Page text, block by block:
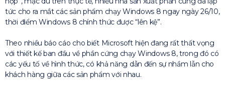
tức cho ra mắt các sản phẩm chạy Windows 8 ngay ngày 26/10,
thời điểm Windows 8 chính thức được “lên kệ”.
Theo nhiều báo cáo cho biết Microsoft hiện đang rất thất vọng
với thiết kế ban đầu về phần cứng chạy Windows 8, trong đó có
các yếu tố về hình thức, có khả năng dẫn đến sự nhầm lẫn cho
khách hàng giữa các sản phẩm với nhau.